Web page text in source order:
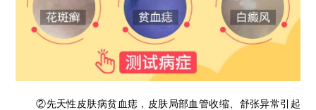
②先天性皮肤病贫血痣，皮肤局部血管收缩、舒张异常引起